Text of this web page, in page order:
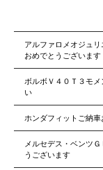
アルファロメオジュ
おめでとうございます
ボルボＶ４０Ｔ３モ
い
ホンダフィットご納
メルセデス・ベンツ
うございます